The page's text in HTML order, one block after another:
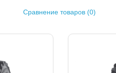
Сравнение товаров (0)